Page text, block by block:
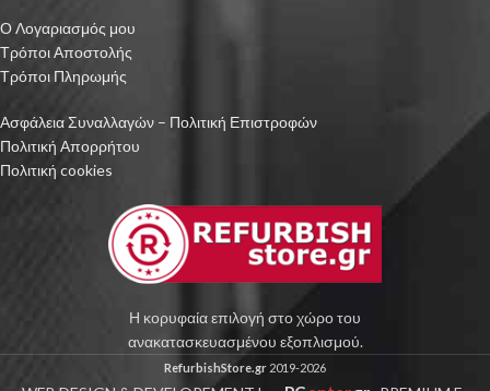
Ο Λογαριασμός μου
Τρόποι Αποστολής
Τρόποι Πληρωμής
Ασφάλεια Συναλλαγών – Πολιτική Επιστροφών
Πολιτική Απορρήτου
Πολιτική cookies
Η κορυφαία επιλογή στο χώρο του
ανακατασκευασμένου εξοπλισμού.
RefurbishStore.gr 2019-2026